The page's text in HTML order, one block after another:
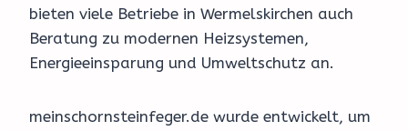
bieten viele Betriebe in Wermelskirchen auch
Beratung zu modernen Heizsystemen,
Energieeinsparung und Umweltschutz an.
meinschornsteinfeger.de wurde entwickelt, um